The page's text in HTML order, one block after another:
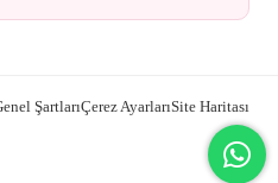
ŞartlarıÇerez AyarlarıSite Haritası